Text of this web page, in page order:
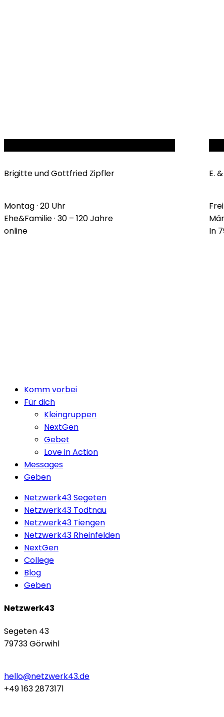
Brigitte und Gottfried Zipfler
Montag · 20 Uhr
Ehe&Familie · 30 – 120 Jahre
online
E.
In
MenuKomm vorbei
Für dich
Kleingruppen
NextGen
Gebet
Love in Action
Messages
Geben
Netzwerk43 Segeten
Netzwerk43 Todtnau
Netzwerk43 Tiengen
Netzwerk43 Rheinfelden
NextGen
College
Blog
Geben
Netzwerk43
Segeten 43
79733 Görwihl
hello@netzwerk43.de
+49 163 2873171